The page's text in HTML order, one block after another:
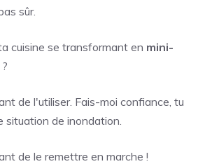
sûr.
cuisine se transformant en mini-
de l'utiliser. Fais-moi confiance, tu
situation de inondation.
de le remettre en marche !